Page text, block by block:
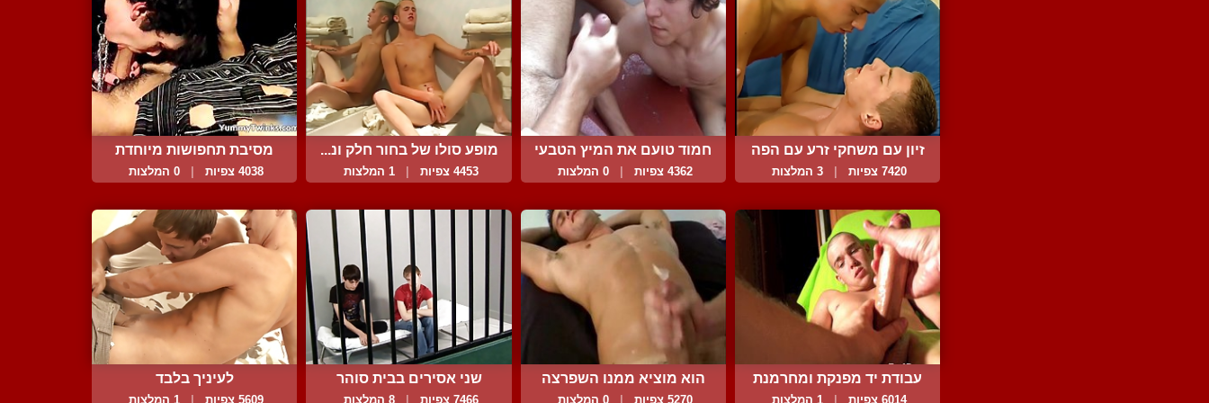
זיון עם משחקי זרע עם הפה
7420 צפיות 3 המלצות
חמוד טועם את המיץ הטבעי
...
4362 צפיות 0 המלצות
מופע סולו של בחור חלק ונ...
4453 צפיות 1 המלצות
מסיבת תחפושות מיוחדת
4038 צפיות 0 המלצות
עבודת יד מפנקת ומחרמנת
6014 צפיות 1 המלצות
הוא מוציא ממנו השפרצה
חמ...
5270 צפיות 0 המלצות
שני אסירים בבית סוהר
7466 צפיות 8 המלצות
לעיניך בלבד
5609 צפיות 1 המלצות